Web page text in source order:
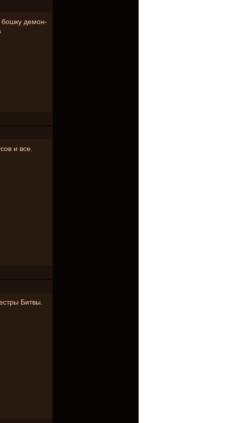
бошку демон-
и все.
Битвы.